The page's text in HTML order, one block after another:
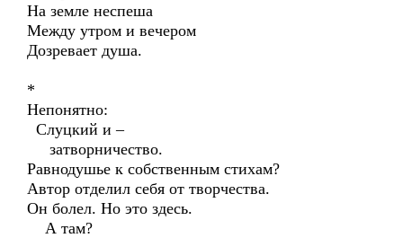
На земле неспеша
Между утром и вечером
Дозревает душа.
*
Непонятно:
Слуцкий и –
затворничество.
Равнодушье к собственным стихам?
Автор отделил себя от творчества.
Он болел. Но это здесь.
А там?